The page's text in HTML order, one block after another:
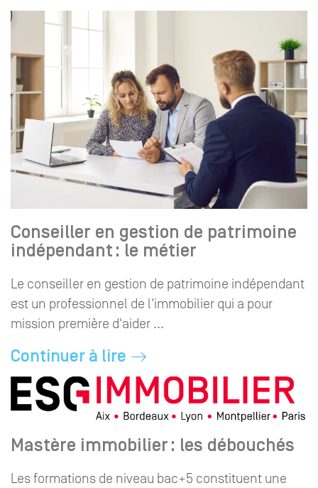
Conseiller en gestion de patrimoine
indépendant : le métier
Le conseiller en gestion de patrimoine indépendant
est un professionnel de l'immobilier qui a pour
mission première d'aider ...
Continuer à lire
Mastère immobilier : les débouchés
Les formations de niveau bac+5 constituent une